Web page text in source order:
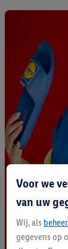
Voor we
van uw
Wij, als
gegevens op